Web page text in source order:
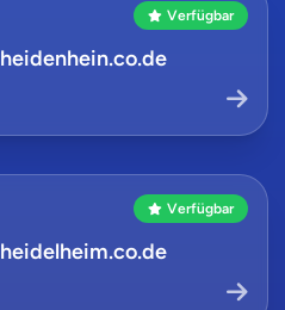
Verfügbar
heidenhein.co.de
Verfügbar
heidelheim.co.de